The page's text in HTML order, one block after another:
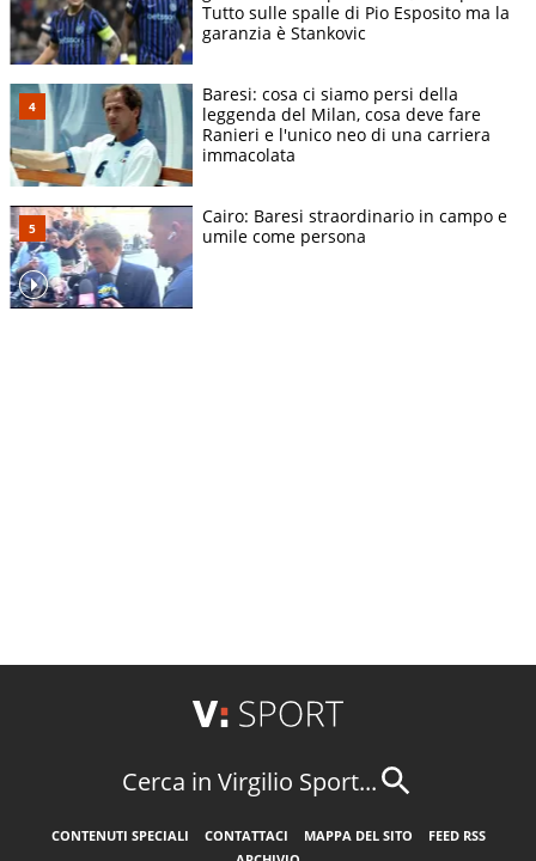
Tutto sulle spalle di Pio Esposito ma la
garanzia è Stankovic
Baresi: cosa ci siamo persi della
leggenda del Milan, cosa deve fare
Ranieri e l'unico neo di una carriera
immacolata
Cairo: Baresi straordinario in campo e
umile come persona
Cerca in Virgilio Sport...
CONTENUTI SPECIALI CONTATTACI MAPPA DEL SITO
FEED RSS